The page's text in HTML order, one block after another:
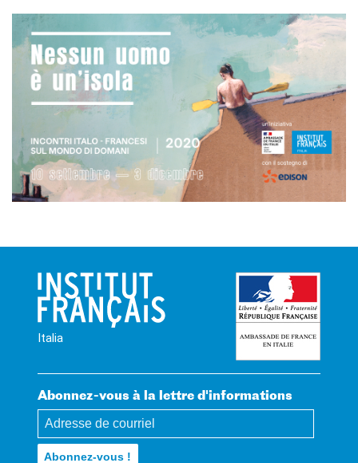
Italia
Abonnez-vous à la lettre d'informations